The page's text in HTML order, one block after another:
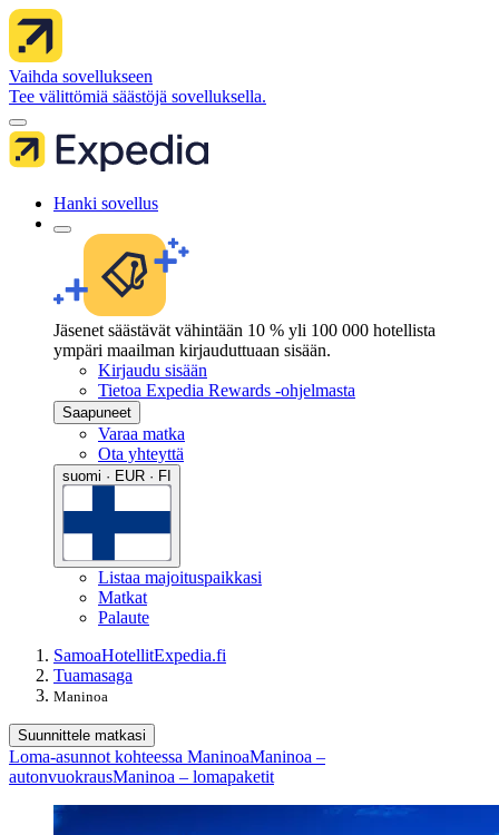
Vaihda sovellukseen
Tee välittömiä säästöjä sovelluksella.
Hanki sovellus
Jäsenet säästävät vähintään 10 % yli 100 000 hotellista
ympäri maailman kirjauduttuaan sisään.
Kirjaudu sisään
Tietoa Expedia Rewards -ohjelmasta
Saapuneet
Varaa matka
Ota yhteyttä
suomi · EUR · FI
Listaa majoituspaikkasi
Matkat
Palaute
SamoaHotellitExpedia.fi
Tuamasaga
Maninoa
Suunnittele matkasi
Loma-asunnot kohteessa ManinoaManinoa –
autonvuokrausManinoa – lomapaketit